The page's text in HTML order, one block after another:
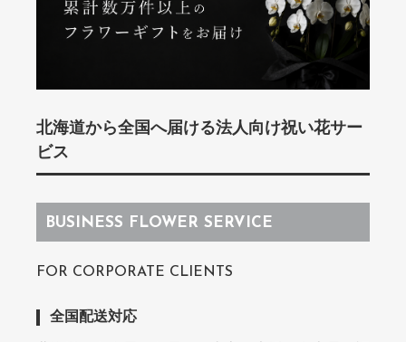
北海道から全国へ届ける法人向け祝い花サー
ビス
BUSINESS FLOWER SERVICE
FOR CORPORATE CLIENTS
全国配送対応